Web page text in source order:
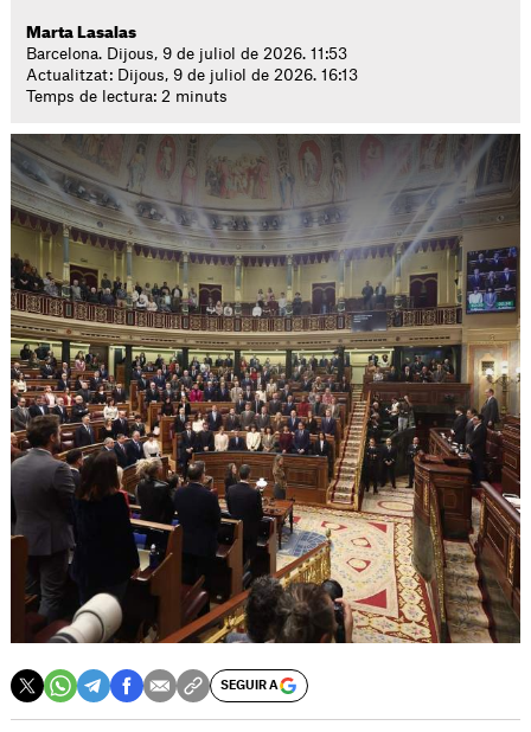
Marta Lasalas
Barcelona. Dijous, 9 de juliol de 2026. 11:53
Actualitzat: Dijous, 9 de juliol de 2026. 16:13
Temps de lectura: 2 minuts
SEGUIR A